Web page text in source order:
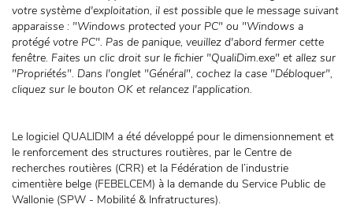
votre système d'exploitation, il est possible que le message suivant
apparaisse : "Windows protected your PC" ou "Windows a
protégé votre PC". Pas de panique, veuillez d'abord fermer cette
fenêtre. Faites un clic droit sur le fichier "QualiDim.exe" et allez sur
"Propriétés". Dans l'onglet "Général", cochez la case "Débloquer",
cliquez sur le bouton OK et relancez l'application.
Le logiciel QUALIDIM a été développé pour le dimensionnement et
le renforcement des structures routières, par le Centre de
recherches routières (CRR) et la Fédération de l’industrie
cimentière belge (FEBELCEM) à la demande du Service Public de
Wallonie (SPW - Mobilité & Infratructures).